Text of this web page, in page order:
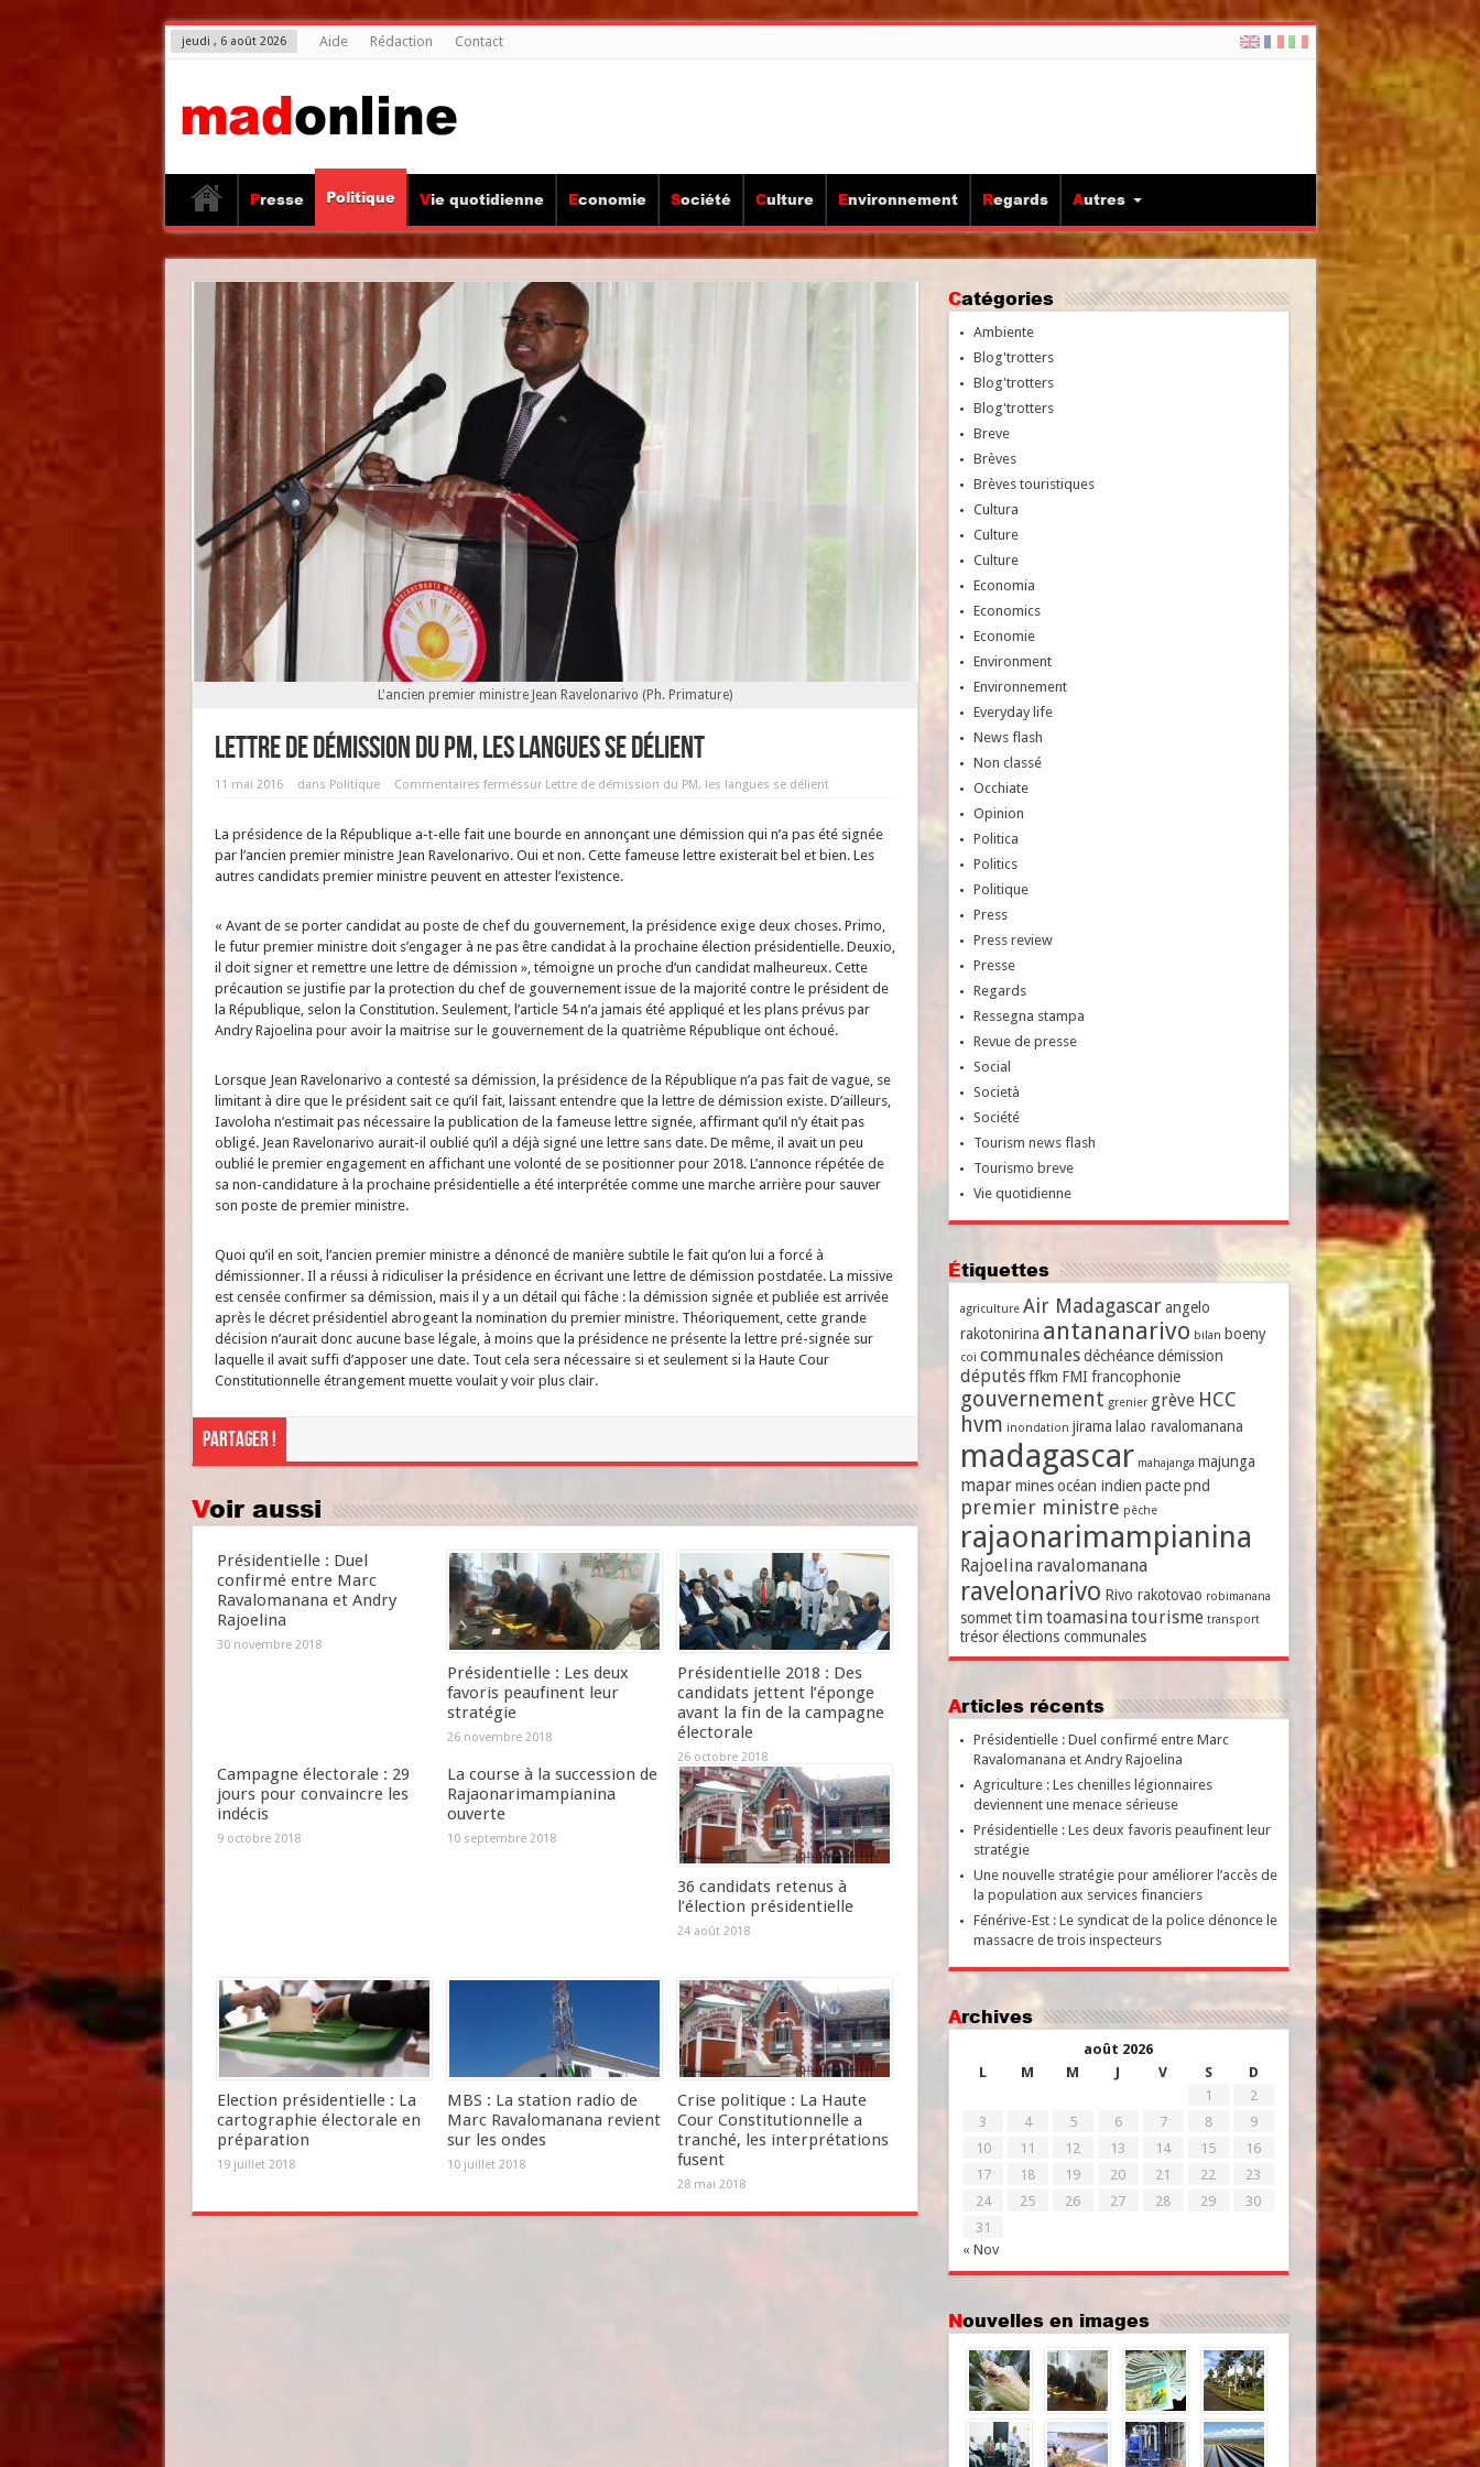
jeudi , 6 août 2026 Aide Rédaction Contact
Presse Politique Vie quotidienne Economie Société Culture Environnement Regards Autres
L'ancien premier ministre Jean Ravelonarivo (Ph. Primature)
Lettre de démission du PM, les langues se délient
11 mai 2016 dans Politique Commentaires ferméssur Lettre de démission du PM, les langues se délient
La présidence de la République a-t-elle fait une bourde en annonçant une démission qui n’a pas été signée
par l’ancien premier ministre Jean Ravelonarivo. Oui et non. Cette fameuse lettre existerait bel et bien. Les
autres candidats premier ministre peuvent en attester l’existence.
« Avant de se porter candidat au poste de chef du gouvernement, la présidence exige deux choses. Primo,
le futur premier ministre doit s’engager à ne pas être candidat à la prochaine élection présidentielle. Deuxio,
il doit signer et remettre une lettre de démission », témoigne un proche d’un candidat malheureux. Cette
précaution se justifie par la protection du chef de gouvernement issue de la majorité contre le président de
la République, selon la Constitution. Seulement, l’article 54 n’a jamais été appliqué et les plans prévus par
Andry Rajoelina pour avoir la maitrise sur le gouvernement de la quatrième République ont échoué.
Lorsque Jean Ravelonarivo a contesté sa démission, la présidence de la République n’a pas fait de vague, se
limitant à dire que le président sait ce qu’il fait, laissant entendre que la lettre de démission existe. D’ailleurs,
Iavoloha n’estimait pas nécessaire la publication de la fameuse lettre signée, affirmant qu’il n’y était pas
obligé. Jean Ravelonarivo aurait-il oublié qu’il a déjà signé une lettre sans date. De même, il avait un peu
oublié le premier engagement en affichant une volonté de se positionner pour 2018. L’annonce répétée de
sa non-candidature à la prochaine présidentielle a été interprétée comme une marche arrière pour sauver
son poste de premier ministre.
Quoi qu’il en soit, l’ancien premier ministre a dénoncé de manière subtile le fait qu’on lui a forcé à
démissionner. Il a réussi à ridiculiser la présidence en écrivant une lettre de démission postdatée. La missive
est censée confirmer sa démission, mais il y a un détail qui fâche : la démission signée et publiée est arrivée
après le décret présidentiel abrogeant la nomination du premier ministre. Théoriquement, cette grande
décision n’aurait donc aucune base légale, à moins que la présidence ne présente la lettre pré-signée sur
laquelle il avait suffi d’apposer une date. Tout cela sera nécessaire si et seulement si la Haute Cour
Constitutionnelle étrangement muette voulait y voir plus clair.
Partager !
Voir aussi
Présidentielle : Duel
confirmé entre Marc
Ravalomanana et Andry
Rajoelina
30 novembre 2018
Présidentielle : Les deux
favoris peaufinent leur
stratégie
26 novembre 2018
Présidentielle 2018 : Des
candidats jettent l’éponge
avant la fin de la campagne
électorale
26 octobre 2018
Campagne électorale : 29
jours pour convaincre les
indécis
9 octobre 2018
La course à la succession de
Rajaonarimampianina
ouverte
10 septembre 2018
36 candidats retenus à
l’élection présidentielle
24 août 2018
Election présidentielle : La
cartographie électorale en
préparation
19 juillet 2018
MBS : La station radio de
Marc Ravalomanana revient
sur les ondes
10 juillet 2018
Crise politique : La Haute
Cour Constitutionnelle a
tranché, les interprétations
fusent
28 mai 2018
Catégories
Ambiente
Blog'trotters
Blog'trotters
Blog'trotters
Breve
Brèves
Brèves touristiques
Cultura
Culture
Culture
Economia
Economics
Economie
Environment
Environnement
Everyday life
News flash
Non classé
Occhiate
Opinion
Politica
Politics
Politique
Press
Press review
Presse
Regards
Ressegna stampa
Revue de presse
Social
Società
Société
Tourism news flash
Tourismo breve
Vie quotidienne
Étiquettes
agriculture Air Madagascar angelo
rakotonirina antananarivo bilan boeny
coi communales déchéance démission
députés ffkm FMI francophonie
gouvernement grenier grève HCC
hvm inondation jirama lalao ravalomanana
madagascar mahajanga majunga
mapar mines océan indien pacte pnd
premier ministre pêche
rajaonarimampianina
Rajoelina ravalomanana
ravelonarivo Rivo rakotovao robimanana
sommet timtoamasinatourisme transport
trésor élections communales
Articles récents
Présidentielle : Duel confirmé entre Marc
Ravalomanana et Andry Rajoelina
Agriculture : Les chenilles légionnaires
deviennent une menace sérieuse
Présidentielle : Les deux favoris peaufinent leur
stratégie
Une nouvelle stratégie pour améliorer l’accès de
la population aux services financiers
Fénérive-Est : Le syndicat de la police dénonce le
massacre de trois inspecteurs
Archives
août 2026
L
M M J V S D
« Nov
1
2
3
4 5 6 7 8
9
10
11 12 13 14 15
16
17
18 19 20 21 22
23
24
25 26 27 28 29
30
31
Nouvelles en images